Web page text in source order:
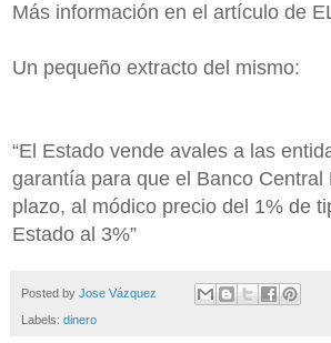
Más información en el artículo de
Un pequeño extracto del mismo:
“El Estado vende avales a las
garantía para que el Banco
plazo, al módico precio del 1% de
Estado al 3%”
Posted by Jose Vázquez
Labels: dinero